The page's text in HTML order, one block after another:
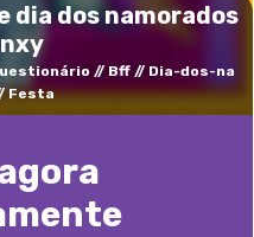
dia dos namorados
Bff
Dia-dos-na
Festa